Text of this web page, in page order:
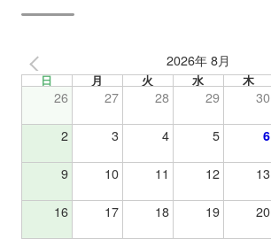
2026年 8月
日 月 火 水 木
26 27 28 29 30
2 3 4 5 6
9 10 11 12 13
16 17 18 19 20